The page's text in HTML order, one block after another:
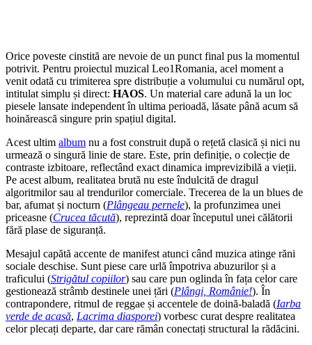
Orice poveste cinstită are nevoie de un punct final pus la momentul
potrivit. Pentru proiectul muzical Leo1Romania, acel moment a
venit odată cu trimiterea spre distribuție a volumului cu numărul opt,
intitulat simplu și direct: HAOS. Un material care adună la un loc
piesele lansate independent în ultima perioadă, lăsate până acum să
hoinărească singure prin spațiul digital.
Acest ultim album nu a fost construit după o rețetă clasică și nici nu
urmează o singură linie de stare. Este, prin definiție, o colecție de
contraste izbitoare, reflectând exact dinamica imprevizibilă a vieții.
Pe acest album, realitatea brută nu este îndulcită de dragul
algoritmilor sau al trendurilor comerciale. Trecerea de la un blues de
bar, afumat și nocturn (Plângeau pernele), la profunzimea unei
priceasne (Crucea tăcută), reprezintă doar începutul unei călătorii
fără plase de siguranță.
Mesajul capătă accente de manifest atunci când muzica atinge răni
sociale deschise. Sunt piese care urlă împotriva abuzurilor și a
traficului (Strigătul copiilor) sau care pun oglinda în fața celor care
gestionează strâmb destinele unei țări (Plângi, Românie!). În
contrapondere, ritmul de reggae și accentele de doină-baladă (Iarba
verde de acasă, Lacrima diasporei) vorbesc curat despre realitatea
celor plecați departe, dar care rămân conectați structural la rădăcini.